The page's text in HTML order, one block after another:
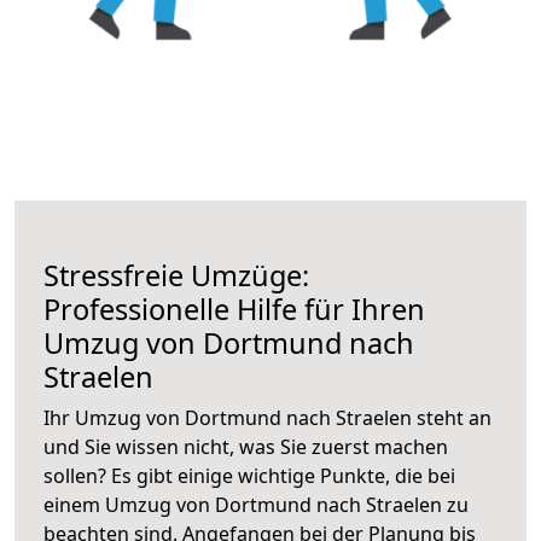
Stressfreie Umzüge:
Professionelle Hilfe für Ihren
Umzug von Dortmund nach
Straelen
Ihr Umzug von Dortmund nach Straelen steht an
und Sie wissen nicht, was Sie zuerst machen
sollen? Es gibt einige wichtige Punkte, die bei
einem Umzug von Dortmund nach Straelen zu
beachten sind. Angefangen bei der Planung bis